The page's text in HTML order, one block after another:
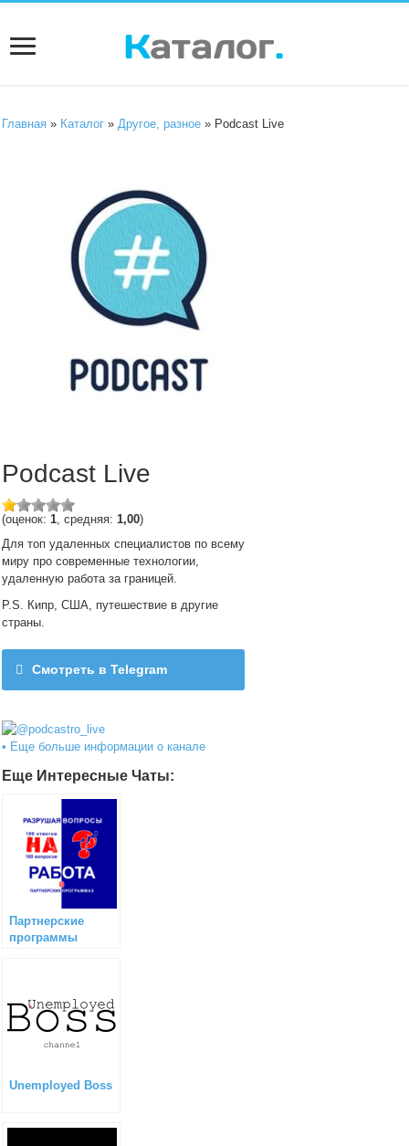
Главная » Каталог » Другое, разное » Podcast Live
Podcast Live
(оценок:1, средняя:1,00)
Для топ удаленных специалистов по всему
миру про современные технологии,
удаленную работа за границей.
P.S. Кипр, США, путешествие в другие
страны.
Смотреть в Telegram
• Еще больше информации о канале
Еще Интересные Чаты:
Партнерские
программы
Unemployed Boss